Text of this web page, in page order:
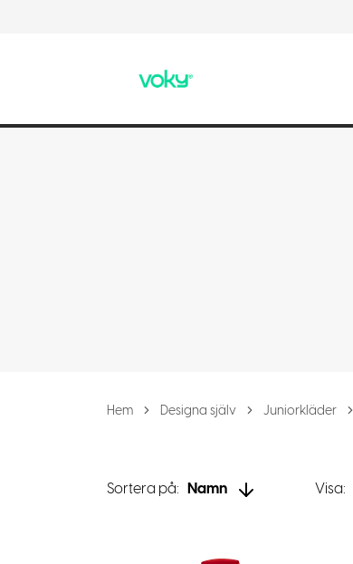
Hem Designa själv Juniorkläder
Sortera på: Namn Visa: